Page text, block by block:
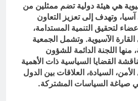
هي هيئة دولية تضم ممثلين من
وتهدف إلى تعزيز التعاون
لتحقيق التنمية المستدامة،
الآسيوية. وتشمل الجمعية
منها اللجنة الدائمة للشؤون
القضايا السياسية ذات الأهمية
الأمن، السيادة، العلاقات بين الدول
صياغة السياسات المشتركة.